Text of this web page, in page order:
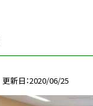
更新日 2020/06/25